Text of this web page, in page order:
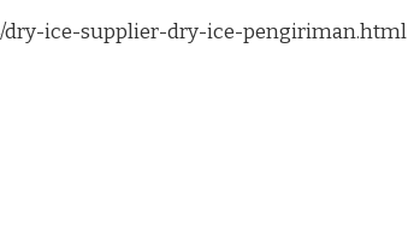
dry-ice-supplier-dry-ice-pengiriman.html